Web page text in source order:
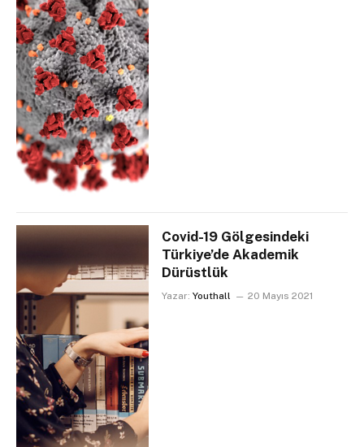
Covid-19 Gölgesindeki
Türkiye’de Akademik
Dürüstlük
Yazar: Youthall 20 Mayıs 2021